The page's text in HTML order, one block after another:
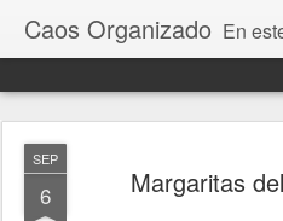
Caos Organizado En este Blog todos los escritos pertenecen a Estanislao María Newbery del Valle. Nacido en
SEP
6 Margaritas